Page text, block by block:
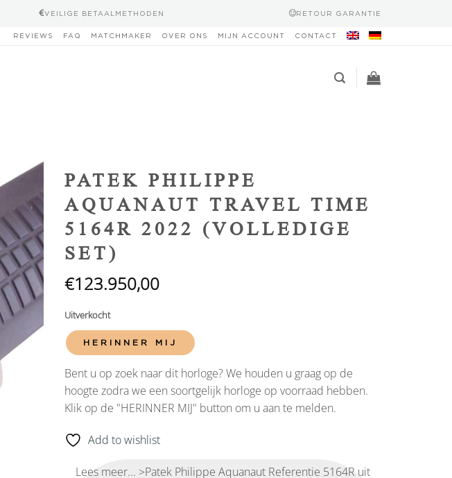
VEILIGE BETAALMETHODEN RETOUR GARANTIE
REVIEWS FAQ MATCHMAKER OVER ONS MIJN ACCOUNT CONTACT
Add to
wishlist
PATEK PHILIPPE
AQUANAUT TRAVEL TIME
5164R 2022 (VOLLEDIGE
SET)
€123.950,00
Uitverkocht
HERINNER MIJ
Bent u op zoek naar dit horloge? We houden u graag op de
hoogte zodra we een soortgelijk horloge op voorraad hebben.
Klik op de "HERINNER MIJ" button om u aan te melden.
Add to wishlist
Lees meer... >Patek Philippe Aquanaut Referentie 5164R uit